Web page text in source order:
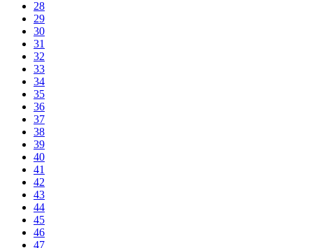
28
29
30
31
32
33
34
35
36
37
38
39
40
41
42
43
44
45
46
47